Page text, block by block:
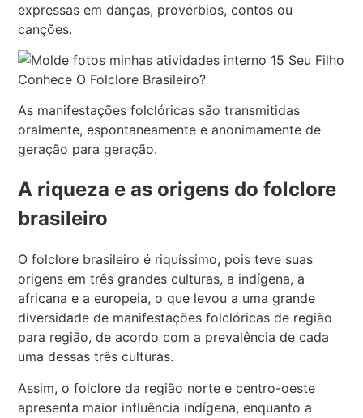
expressas em danças, provérbios, contos ou
canções.
As manifestações folclóricas são transmitidas
oralmente, espontaneamente e anonimamente de
geração para geração.
A riqueza e as origens do folclore
brasileiro
O folclore brasileiro é riquíssimo, pois teve suas
origens em três grandes culturas, a indígena, a
africana e a europeia, o que levou a uma grande
diversidade de manifestações folclóricas de região
para região, de acordo com a prevalência de cada
uma dessas três culturas.
Assim, o folclore da região norte e centro-oeste
apresenta maior influência indígena, enquanto a